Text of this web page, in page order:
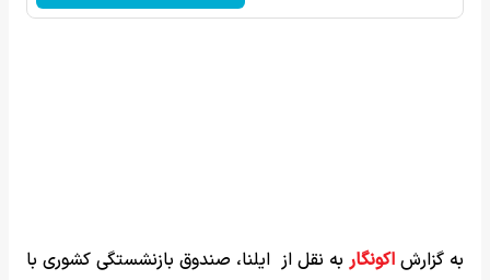
به گزارش اکونگار به نقل از ایلنا، صندوق بازنشستگی کشوری با